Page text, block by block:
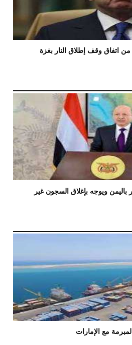
من اتفاق وقف إطلاق النار بغزة
باليمن ويوجه بإغلاق السجون غير
مع الإمارات